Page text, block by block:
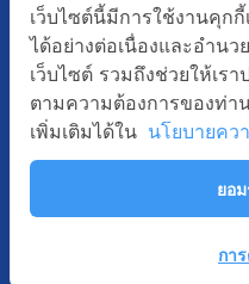
Fax :
CAll
email :
Follows
Copyright © 2020, All right
เว็บไซต์นี้มีการใช้งานคุก
ได้อย่างต่อเนื่องและอำน
เว็บไซต์ รวมถึงช่วยให้เร
ตามความต้องการของท่า
เพิ่มเติมได้ใน นโยบายคว
ยอ
กา